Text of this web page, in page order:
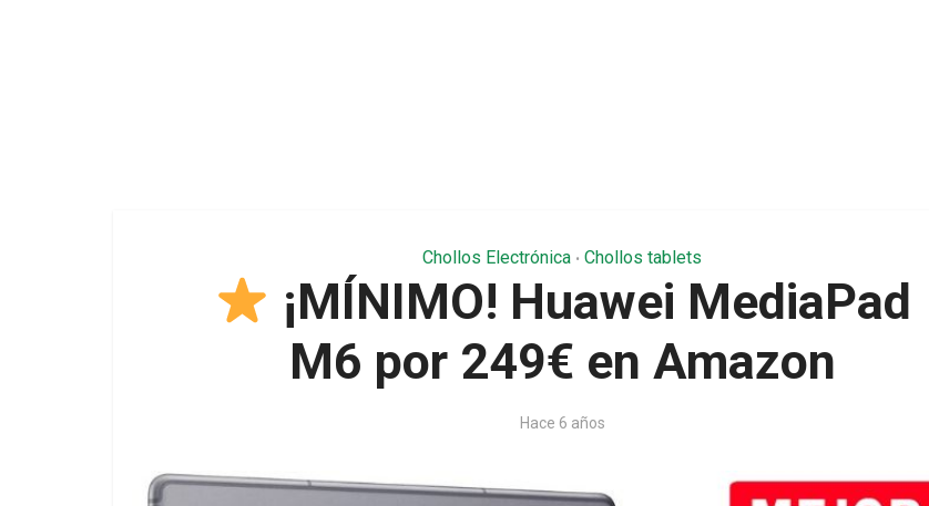
Chollos Electrónica • Chollos tablets
¡MÍNIMO! Huawei MediaPad
M6 por 249€ en Amazon
Hace 6 años